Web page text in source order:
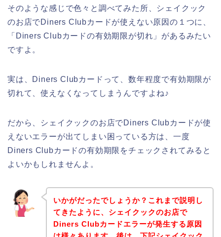
そのような感じで色々と調べてみた所、シェイクック
のお店でDiners Clubカードが使えない原因の１つに、
「Diners Clubカードの有効期限が切れ」があるみたい
ですよ。
実は、Diners Clubカードって、数年程度で有効期限が
切れて、使えなくなってしまうんですよね♪
だから、シェイクックのお店でDiners Clubカードが使
えないエラーが出てしまい困っている方は、一度
Diners Clubカードの有効期限をチェックされてみると
よいかもしれませんよ。
いかがだったでしょうか？これまで説明し
てきたように、シェイクックのお店で
Diners Clubカードエラーが発生する原因